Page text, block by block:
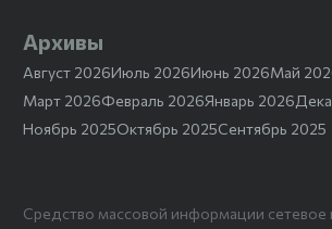
Архивы
Август 2026Июль 2026Июнь 2026Май
Март 2026Февраль 2026Январь 2026
Ноябрь 2025Октябрь 2025Сентябрь 2025
Средство массовой информации сетевое